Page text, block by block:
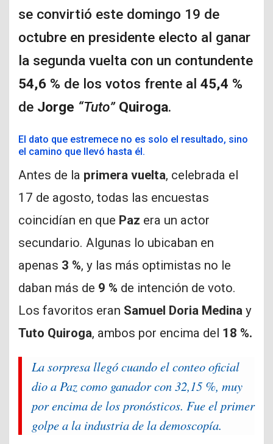
se convirtió este domingo 19 de
octubre en presidente electo al ganar
la segunda vuelta con un contundente
54,6 % de los votos frente al 45,4 %
de Jorge “Tuto” Quiroga.
El dato que estremece no es solo el resultado, sino
el camino que llevó hasta él.
Antes de la primera vuelta, celebrada el
17 de agosto, todas las encuestas
coincidían en que Paz era un actor
secundario. Algunas lo ubicaban en
apenas 3 %, y las más optimistas no le
daban más de 9 % de intención de voto.
Los favoritos eran Samuel Doria Medina y
Tuto Quiroga, ambos por encima del 18 %.
La sorpresa llegó cuando el conteo oficial
dio a Paz como ganador con 32,15 %, muy
por encima de los pronósticos. Fue el primer
golpe a la industria de la demoscopía.